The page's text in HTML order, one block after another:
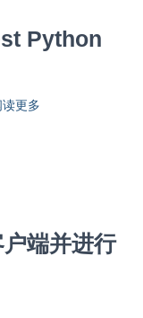
Python
读更多
端并进行